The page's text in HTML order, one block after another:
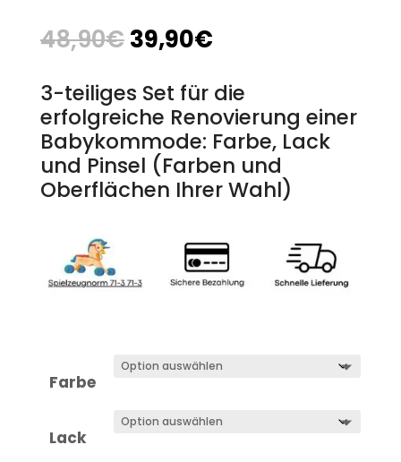
48,90€ 39,90€
3-teiliges Set für die
erfolgreiche Renovierung einer
Babykommode: Farbe, Lack
und Pinsel (Farben und
Oberflächen Ihrer Wahl)
Farbe
Lack